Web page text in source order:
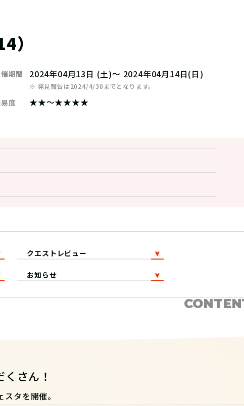
）
期間 2024年04月13日 (土)～ 2024年04月14日(日)
※ 発見報告は2024/4/30までとなります。
度 ★★～★★★★
クエストレビュー
お知らせ
さん！
タを開催。